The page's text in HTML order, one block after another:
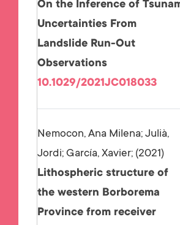
On the Inference of
Uncertainties From
Landslide Run-Out
Observations
10.1029/2021JC018033
Nemocon, Ana Milena; Julià,
Jordi; García, Xavier; 2021
Lithospheric structure of
the western Borborema
Province from receiver